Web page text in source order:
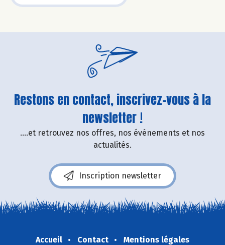
Restons en contact, inscrivez-vous à la
newsletter !
....et retrouvez nos offres, nos événements et nos
actualités.
Inscription newsletter
Accueil Contact
Mentions légales